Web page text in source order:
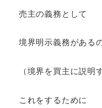
売主の義務として
境界明示義務がある
（境界を買主に説明
これをするために